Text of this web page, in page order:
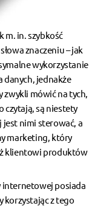
m. in. szybkość
znaczeniu – jak
wykorzystanie
danych, jednakże
zwykli mówić na tych,
czytają, są niestety
jest nimi sterować, a
marketing, który
klientowi produktów
posiada
korzystając z tego